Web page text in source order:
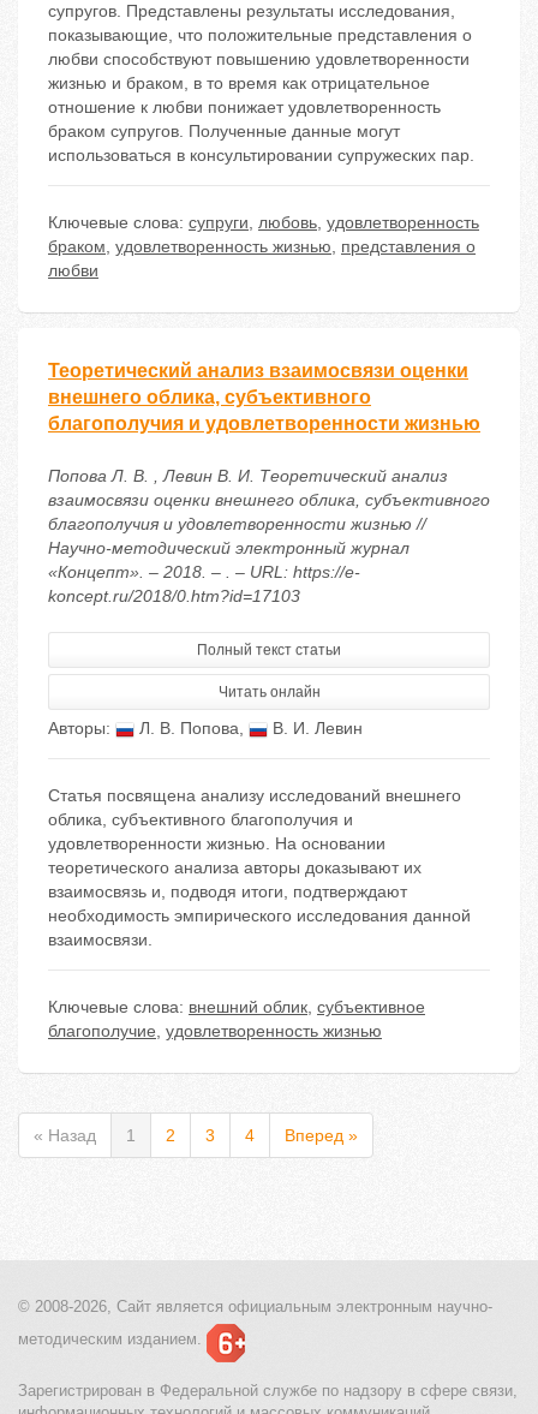
супругов. Представлены результаты исследования,
показывающие, что положительные представления о
любви способствуют повышению удовлетворенности
жизнью и браком, в то время как отрицательное
отношение к любви понижает удовлетворенность
браком супругов. Полученные данные могут
использоваться в консультировании супружеских пар.
Ключевые слова: супруги, любовь, удовлетворенность
браком, удовлетворенность жизнью, представления о
любви
Теоретический анализ взаимосвязи оценки
внешнего облика, субъективного
благополучия и удовлетворенности жизнью
Попова Л. В. , Левин В. И. Теоретический анализ
взаимосвязи оценки внешнего облика, субъективного
благополучия и удовлетворенности жизнью //
Научно-методический электронный журнал
«Концепт». – 2018. – . – URL: https://e-
koncept.ru/2018/0.htm?id=17103
Полный текст статьи
Читать онлайн
Авторы: Л. В. Попова, В. И. Левин
Статья посвящена анализу исследований внешнего
облика, субъективного благополучия и
удовлетворенности жизнью. На основании
теоретического анализа авторы доказывают их
взаимосвязь и, подводя итоги, подтверждают
необходимость эмпирического исследования данной
взаимосвязи.
Ключевые слова: внешний облик, субъективное
благополучие, удовлетворенность жизнью
« Назад 1 2 3 4 Вперед »
© 2008-2026, Сайт является официальным электронным научно-
методическим изданием.
Зарегистрирован в Федеральной службе по надзору в сфере связи,